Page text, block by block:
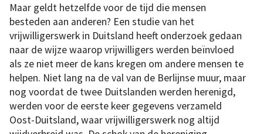
Maar geldt hetzelfde voor de tijd die mensen
besteden aan anderen? Een studie van het
vrijwilligerswerk in Duitsland heeft onderzoek gedaan
naar de wijze waarop vrijwilligers werden beïnvloed
als ze niet meer de kans kregen om andere mensen te
helpen. Niet lang na de val van de Berlijnse muur, maar
nog voordat de twee Duitslanden werden herenigd,
werden voor de eerste keer gegevens verzameld
Oost-Duitsland, waar vrijwilligerswerk nog altijd